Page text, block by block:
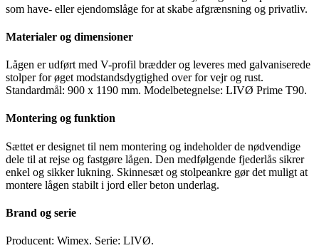
som have- eller ejendomslåge for at skabe afgrænsning og privatliv.
Materialer og dimensioner
Lågen er udført med V-profil brædder og leveres med galvaniserede
stolper for øget modstandsdygtighed over for vejr og rust.
Standardmål: 900 x 1190 mm. Modelbetegnelse: LIVØ Prime T90.
Montering og funktion
Sættet er designet til nem montering og indeholder de nødvendige
dele til at rejse og fastgøre lågen. Den medfølgende fjederlås sikrer
enkel og sikker lukning. Skinnesæt og stolpeankre gør det muligt at
montere lågen stabilt i jord eller beton underlag.
Brand og serie
Producent: Wimex. Serie: LIVØ.